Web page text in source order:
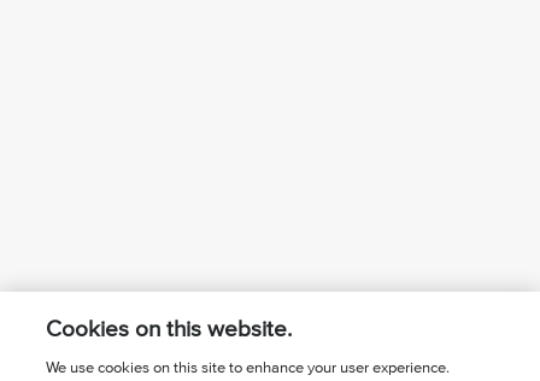
Cookies on this website.
We use cookies on this site to enhance your user experience.